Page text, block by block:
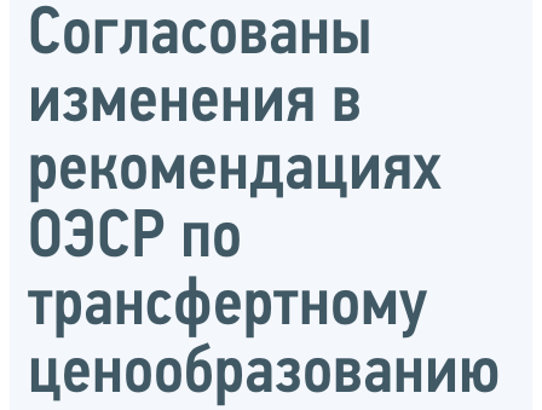
Согласованы
изменения в
рекомендациях
ОЭСР по
трансфертному
ценообразованию